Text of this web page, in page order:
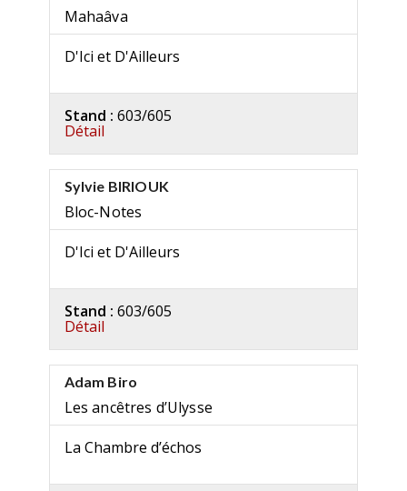
Mahaâva
D'Ici et D'Ailleurs
Stand : 603/605
Détail
Sylvie BIRIOUK
Bloc-Notes
D'Ici et D'Ailleurs
Stand : 603/605
Détail
Adam Biro
Les ancêtres d’Ulysse
La Chambre d’échos